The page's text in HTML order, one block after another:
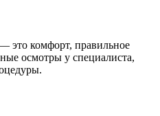
это комфорт, правильное
осмотры у специалиста,